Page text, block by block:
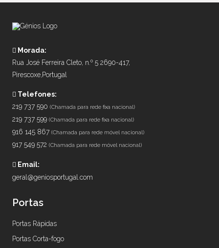
Morada:
Rua José Ferreira Cleto, n.º 5 2690-417,
Pirescoxe,Portugal
Telefones:
219 737 590 (Chamada para rede fixa nacional)
219 737 599 (Chamada para rede fixa nacional)
916 145 867 (Chamada para rede móvel nacional)
917 549 572 (Chamada para rede móvel nacional)
Email:
geral@geniosportugal.com
Portas
Portas Rápidas
Portas Corta-fogo